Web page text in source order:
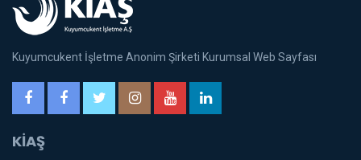
Kuyumcukent İşletme Anonim Şirketi Kurumsal Web Sayfası
KİAŞ